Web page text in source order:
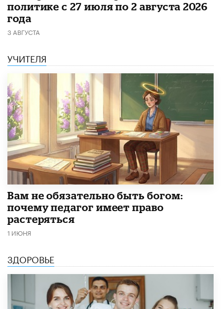
политике с 27 июля по 2 августа 2026
года
3 АВГУСТА
УЧИТЕЛЯ
​Вам не обязательно быть богом:
почему педагог имеет право
растеряться
1 ИЮНЯ
ЗДОРОВЬЕ